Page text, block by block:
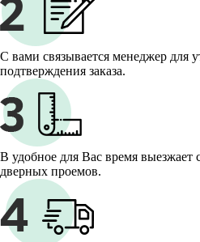
С вами связывается менеджер для
подтверждения заказа.
В удобное для Вас время выезжает
дверных проемов.